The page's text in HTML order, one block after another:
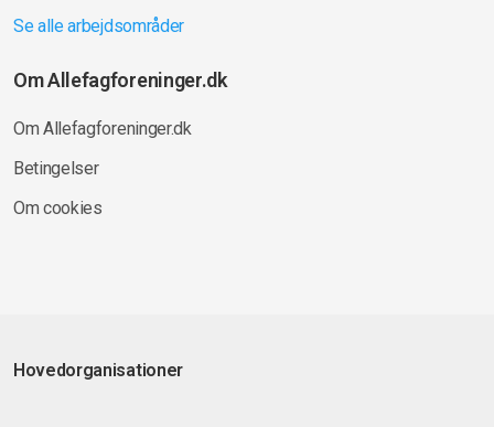
Se alle arbejdsområder
Om Allefagforeninger.dk
Om Allefagforeninger.dk
Betingelser
Om cookies
Hovedorganisationer